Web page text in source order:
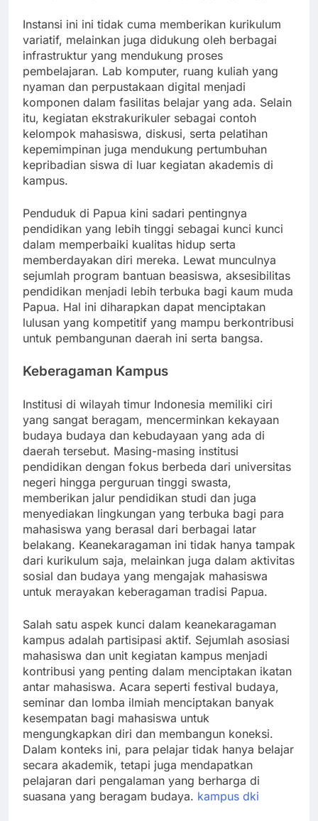
Instansi ini ini tidak cuma memberikan kurikulum
variatif, melainkan juga didukung oleh berbagai
infrastruktur yang mendukung proses
pembelajaran. Lab komputer, ruang kuliah yang
nyaman dan perpustakaan digital menjadi
komponen dalam fasilitas belajar yang ada. Selain
itu, kegiatan ekstrakurikuler sebagai contoh
kelompok mahasiswa, diskusi, serta pelatihan
kepemimpinan juga mendukung pertumbuhan
kepribadian siswa di luar kegiatan akademis di
kampus.
Penduduk di Papua kini sadari pentingnya
pendidikan yang lebih tinggi sebagai kunci kunci
dalam memperbaiki kualitas hidup serta
memberdayakan diri mereka. Lewat munculnya
sejumlah program bantuan beasiswa, aksesibilitas
pendidikan menjadi lebih terbuka bagi kaum muda
Papua. Hal ini diharapkan dapat menciptakan
lulusan yang kompetitif yang mampu berkontribusi
untuk pembangunan daerah ini serta bangsa.
Keberagaman Kampus
Institusi di wilayah timur Indonesia memiliki ciri
yang sangat beragam, mencerminkan kekayaan
budaya budaya dan kebudayaan yang ada di
daerah tersebut. Masing-masing institusi
pendidikan dengan fokus berbeda dari universitas
negeri hingga perguruan tinggi swasta,
memberikan jalur pendidikan studi dan juga
menyediakan lingkungan yang terbuka bagi para
mahasiswa yang berasal dari berbagai latar
belakang. Keanekaragaman ini tidak hanya tampak
dari kurikulum saja, melainkan juga dalam aktivitas
sosial dan budaya yang mengajak mahasiswa
untuk merayakan keberagaman tradisi Papua.
Salah satu aspek kunci dalam keanekaragaman
kampus adalah partisipasi aktif. Sejumlah asosiasi
mahasiswa dan unit kegiatan kampus menjadi
kontribusi yang penting dalam menciptakan ikatan
antar mahasiswa. Acara seperti festival budaya,
seminar dan lomba ilmiah menciptakan banyak
kesempatan bagi mahasiswa untuk
mengungkapkan diri dan membangun koneksi.
Dalam konteks ini, para pelajar tidak hanya belajar
secara akademik, tetapi juga mendapatkan
pelajaran dari pengalaman yang berharga di
suasana yang beragam budaya. kampus dki